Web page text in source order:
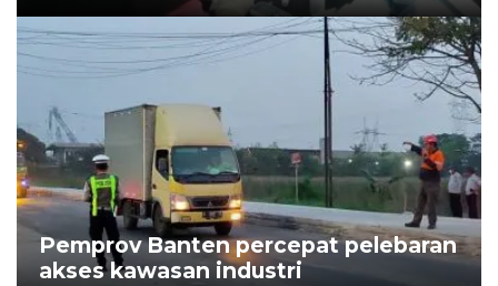
Pemprov Banten percepat pelebaran
akses kawasan industri